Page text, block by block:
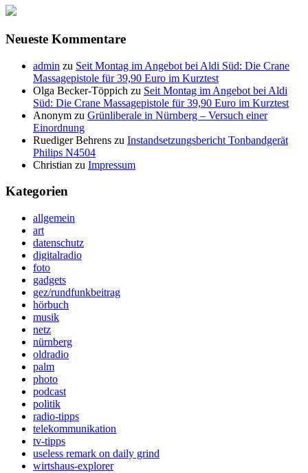
Neueste Kommentare
admin zu Seit Montag im Angebot bei Aldi Süd: Die Crane
Massagepistole für 39,90 Euro im Kurztest
Olga Becker-Töppich zu Seit Montag im Angebot bei Aldi
Süd: Die Crane Massagepistole für 39,90 Euro im Kurztest
Anonym zu Grünliberale in Nürnberg – Versuch einer
Einordnung
Ruediger Behrens zu Instandsetzungsbericht Tonbandgerät
Philips N4504
Christian zu Impressum
Kategorien
allgemein
art
datenschutz
digitalradio
foto
gadgets
gez/rundfunkbeitrag
hörbuch
musik
netz
nürnberg
oldradio
palm
photo
podcast
politik
radio-tipps
telekommunikation
tv-tipps
useless remark on daily grind
wirtshaus-explorer